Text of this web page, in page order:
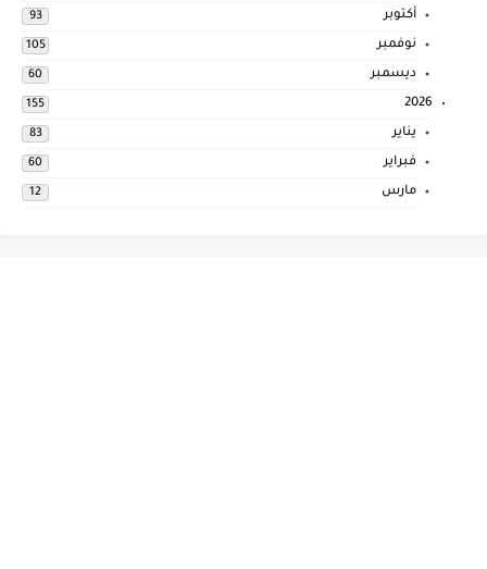
أكتوبر 93
نوفمبر 105
ديسمبر 60
2026
155
يناير 83
فبراير 60
مارس 12